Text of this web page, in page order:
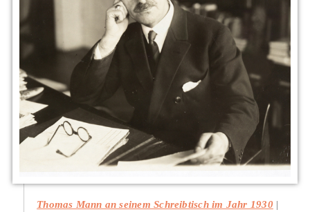
Thomas Mann an seinem Schreibtisch im Jahr 1930